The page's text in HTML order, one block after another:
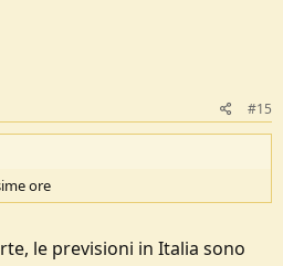
#15
ore
le previsioni in Italia sono